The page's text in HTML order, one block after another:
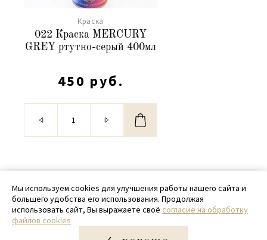
Краска
022 Краска MERCURY
GREY ртутно-серый 400мл
450 руб.
© 2020 - 2026 SamPack
+ 7 (918) 699-97-87
zakaz@sampack.store
Мы используем cookies для улучшения работы нашего сайта и
большего удобства его использования. Продолжая
использовать сайт, Вы выражаете своё согласие на обработку
файлов cookies